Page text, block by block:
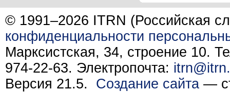
© 1991–2026 ITRN (Российская
конфиденциальности
Марксистская, 34, строение 10.
974-22-63. Электропочта:
Версия 21.5. Создание сайта —